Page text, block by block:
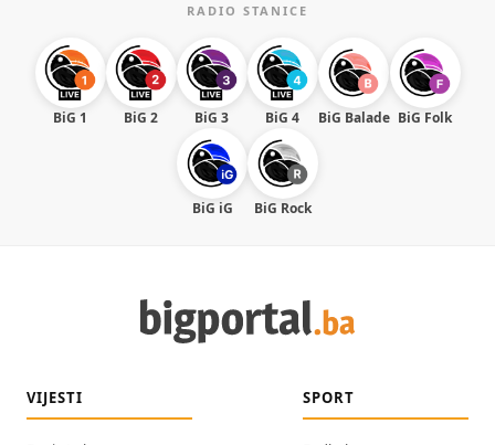
RADIO STANICE
BiG 1 BiG 2 BiG 3 BiG 4 BiG Balade BiG Folk
BiG iG BiG Rock
VIJESTI SPORT